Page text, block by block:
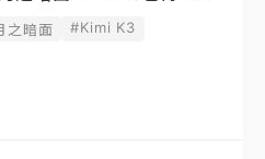
之暗面
#Kimi K3